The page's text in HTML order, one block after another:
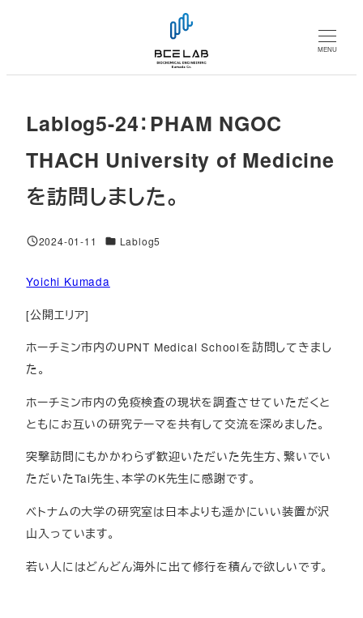
MENU
Lablog5-24：PHAM NGOC
THACH University of Medicine
を訪問しました。
投稿日
2024-01-11 対象DBLablog5
Yoichi Kumada
[公開エリア]
ホーチミン市内のUPNT Medical Schoolを訪問してきまし
た。
ホーチミン市内の免疫検査の現状を調査させていただくと
ともにお互いの研究テーマを共有して交流を深めました。
突撃訪問にもかかわらず歓迎いただいた先生方、繋いでい
ただいたTai先生、本学のK先生に感謝です。
ベトナムの大学の研究室は日本よりも遥かにいい装置が沢
山入っています。
若い人にはどんどん海外に出て修行を積んで欲しいです。